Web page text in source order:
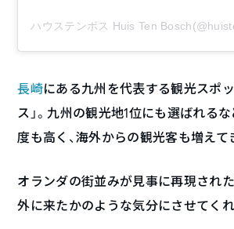
長崎にある九州を代表する観光スポ
ス」。九州の観光地1位にも選ばれる
度も高く、海外からの観光客も増えて
オランダの街並みが見事に再現され
外に来たかのような気分にさせてくれ